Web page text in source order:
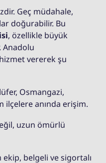
Geç müdahale,
doğurabilir. Bu
, özellikle büyük
Anadolu
vererek şu
Osmangazi,
ilçelere anında erişim.
uzun ömürlü
ekip, belgeli ve sigortalı